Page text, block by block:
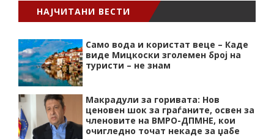
НАЈЧИТАНИ ВЕСТИ
Само вода и користат веце – Каде
виде Мицкоски зголемен број на
туристи – не знам
Макрадули за горивата: Нов
ценовен шок за граѓаните, освен за
членовите на ВМРО-ДПМНЕ, кои
очигледно точат некаде за џабе